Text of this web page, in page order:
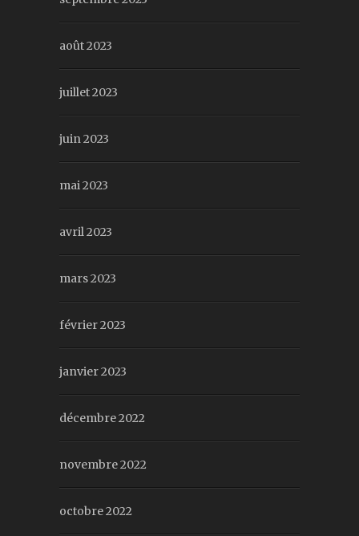
août 2023
juillet 2023
juin 2023
mai 2023
avril 2023
mars 2023
février 2023
janvier 2023
décembre 2022
novembre 2022
octobre 2022